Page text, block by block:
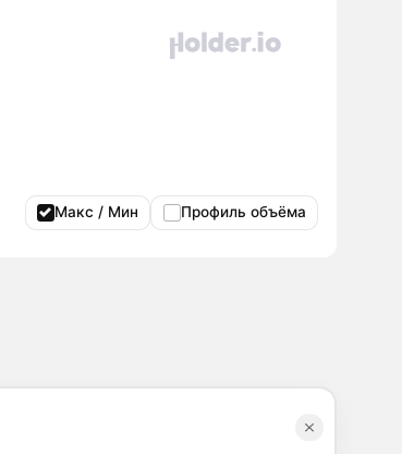
Макс / Мин Профиль объёма